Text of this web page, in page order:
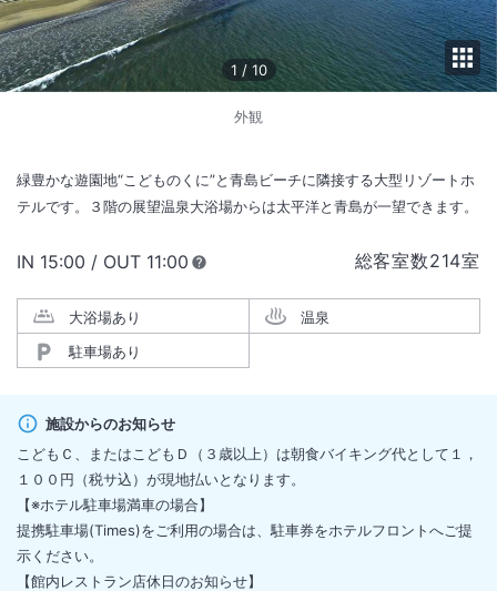
1 / 10
外観
緑豊かな遊園地“こどものくに”と青島ビーチに隣接する大型リゾートホ
テルです。３階の展望温泉大浴場からは太平洋と青島が一望できます。
総客室数214室
IN チェックイン
15:00 / OUT チェックアウト
11:00
大浴場あり
温泉
駐車場あり
施設からのお知らせ
こどもＣ、またはこどもＤ（３歳以上）は朝食バイキング代として１，
１００円（税サ込）が現地払いとなります。
【※ホテル駐車場満車の場合】
提携駐車場(Times)をご利用の場合は、駐車券をホテルフロントへご提
示ください。
【館内レストラン店休日のお知らせ】